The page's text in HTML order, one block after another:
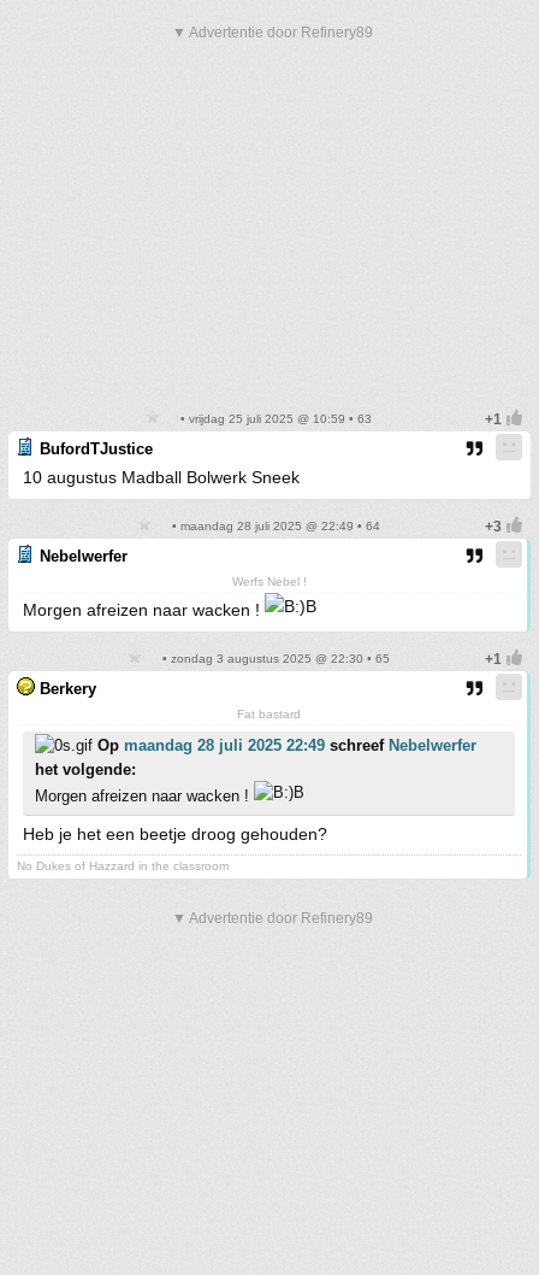
▼ Advertentie door Refinery89
• vrijdag 25 juli 2025 @ 10:59 • 63
BufordTJustice
10 augustus Madball Bolwerk Sneek
• maandag 28 juli 2025 @ 22:49 • 64
Nebelwerfer
Werfs Nebel !
Morgen afreizen naar wacken !
• zondag 3 augustus 2025 @ 22:30 • 65
Berkery
Fat bastard
Op maandag 28 juli 2025 22:49 schreef Nebelwerfer
het volgende:
Morgen afreizen naar wacken !
Heb je het een beetje droog gehouden?
No Dukes of Hazzard in the classroom
▼ Advertentie door Refinery89